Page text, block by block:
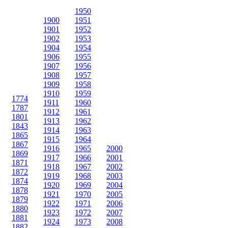
1774
1787
1801
1843
1865
1867
1869
1871
1872
1874
1878
1879
1880
1881
1900
1901
1902
1904
1906
1907
1908
1909
1910
1911
1912
1913
1914
1915
1916
1917
1918
1919
1920
1921
1922
1923
1924
1950
1951
1952
1953
1954
1955
1956
1957
1958
1959
1960
1961
1962
1963
1964
1965
1966
1967
1968
1969
1970
1971
1972
1973
2000
2001
2002
2003
2004
2005
2006
2007
2008